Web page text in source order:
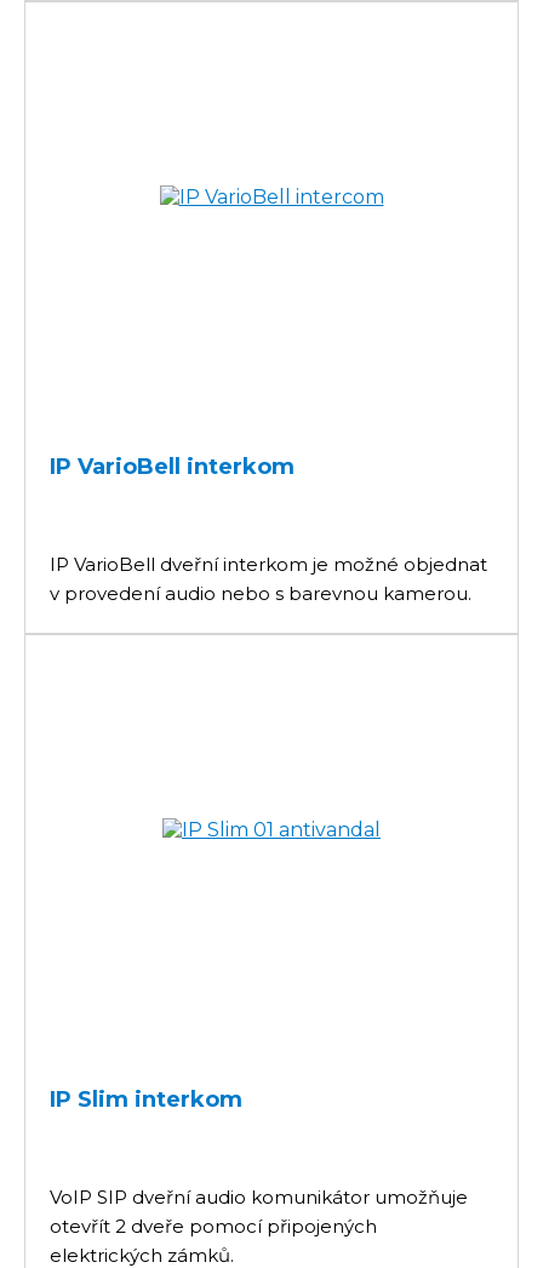
IP VarioBell interkom
IP VarioBell dveřní interkom je možné objednat
v provedení audio nebo s barevnou kamerou.
IP Slim interkom
VoIP SIP dveřní audio komunikátor umožňuje
otevřít 2 dveře pomocí připojených
elektrických zámků.